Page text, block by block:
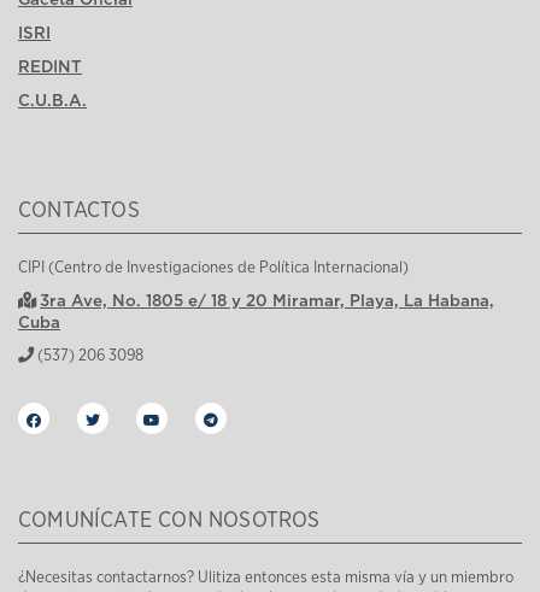
ISRI
REDINT
C.U.B.A.
CONTACTOS
CIPI (Centro de Investigaciones de Política Internacional)
3ra Ave, No. 1805 e/ 18 y 20 Miramar, Playa, La Habana,
Cuba
(537) 206 3098
COMUNÍCATE CON NOSOTROS
¿Necesitas contactarnos? Ulitiza entonces esta misma vía y un miembro